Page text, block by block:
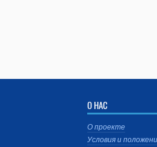
О НАС
О проекте
Условия и